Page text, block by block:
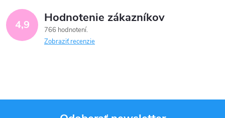
4,9 Hodnotenie zákazníkov
766 hodnotení
Zobraziť recenzie